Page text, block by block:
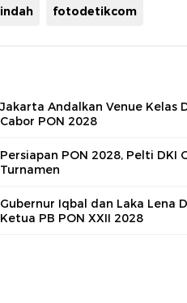
fotodetikcom
Jakarta Andalkan Venue Kelas
Cabor PON 2028
Persiapan PON 2028, Pelti DKI
Turnamen
Gubernur Iqbal dan Laka Lena
Ketua PB PON XXII 2028